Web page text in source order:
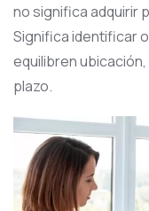
no significa adquirir
Significa identificar
equilibren
plazo.